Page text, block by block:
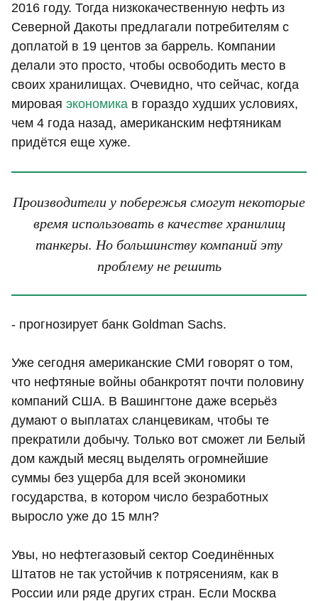
2016 году. Тогда низкокачественную нефть из
Северной Дакоты предлагали потребителям с
доплатой в 19 центов за баррель. Компании
делали это просто, чтобы освободить место в
своих хранилищах. Очевидно, что сейчас, когда
мировая экономика в гораздо худших условиях,
чем 4 года назад, американским нефтяникам
придётся еще хуже.
Производители у побережья смогут некоторые
время использовать в качестве хранилищ
танкеры. Но большинству компаний эту
проблему не решить
- прогнозирует банк Goldman Sachs.
Уже сегодня американские СМИ говорят о том,
что нефтяные войны обанкротят почти половину
компаний США. В Вашингтоне даже всерьёз
думают о выплатах сланцевикам, чтобы те
прекратили добычу. Только вот сможет ли Белый
дом каждый месяц выделять огромнейшие
суммы без ущерба для всей экономики
государства, в котором число безработных
выросло уже до 15 млн?
Увы, но нефтегазовый сектор Соединённых
Штатов не так устойчив к потрясениям, как в
России или ряде других стран. Если Москва